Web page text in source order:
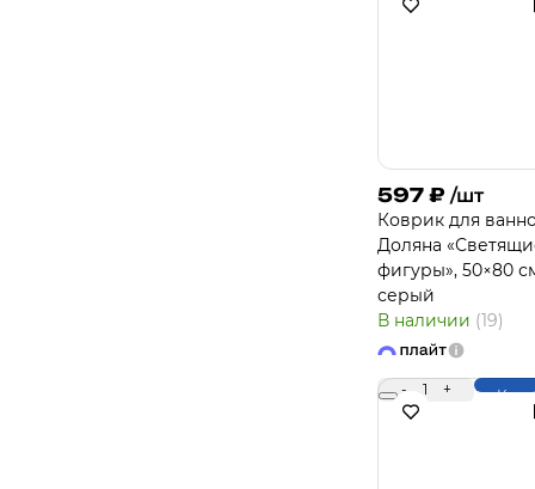
597 ₽ /шт
Коврик для
Доляна
фигуры», 50×80
серый
В наличии (19)
- 1 +